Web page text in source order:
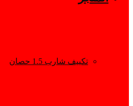
تكييف شارب 1.5 حصان